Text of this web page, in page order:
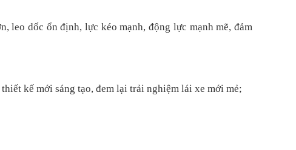
leo dốc ổn định, lực kéo mạnh, động lực mạnh mẽ, đảm
kế mới sáng tạo, đem lại trải nghiệm lái xe mới mẻ;